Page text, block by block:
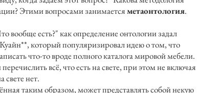
Этими вопросами занимаетсяметаонтология.
вообще есть?" как определение онтологии задал
который популяризировал идею о том, что
что-то вроде полного каталога мировой мебели.
всё, что есть на свете, при этом не включая
свете нет.
таким образом, может представлять собой некую